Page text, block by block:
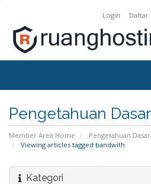
Login Daftar
Pengetahuan Dasar
Member Area Home
Pengetahuan Dasar
Viewing articles tagged bandwith
Kategori